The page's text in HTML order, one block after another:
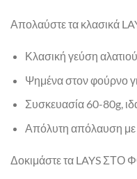
Απολαύστε τα κλασικά
Κλασική γεύση
Ψημένα στον φούρνο
Συσκευασία 60-80g,
Απόλυτη απόλαυση με
Δοκιμάστε τα LAYS ΣΤΟ